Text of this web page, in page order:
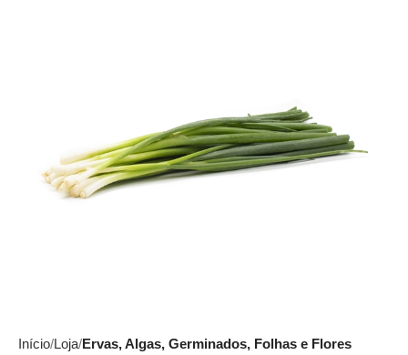
Início Loja Ervas, Algas, Germinados, Folhas e Flores